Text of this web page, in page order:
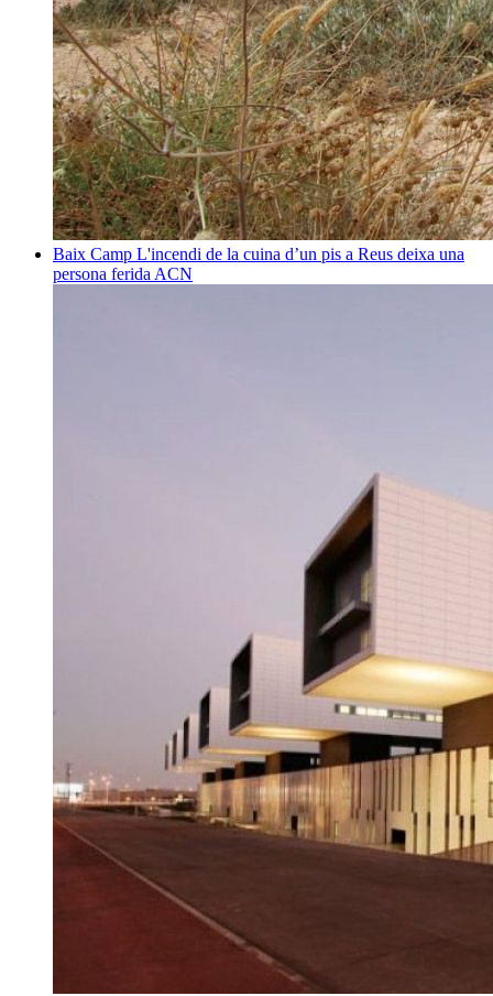
Baix Camp L'incendi de la cuina d’un pis a Reus deixa una
persona ferida ACN